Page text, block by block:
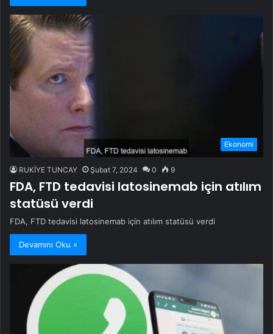
Ekonomi
RUKİYE TUNCAY Şubat 7, 2024 0 9
FDA, FTD tedavisi latosinemab için atılım
statüsü verdi
FDA, FTD tedavisi latosinemab için atılım statüsü verdi
Devamını Oku »